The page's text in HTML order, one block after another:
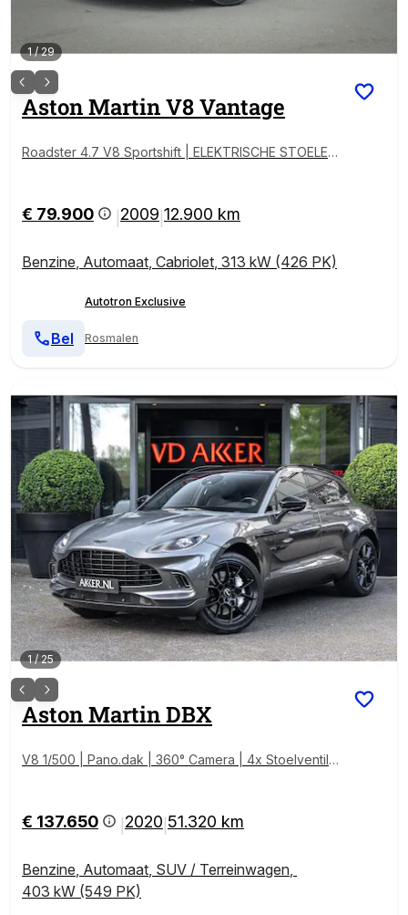
1/29
Aston MartinV8 Vantage
Roadster 4.7 V8 Sportshift | ELEKTRISCHE STOELEN
€ 79.900 2009 12.900 km
Benzine, Automaat, Cabriolet, 313 kW (426 PK)
Autotron Exclusive
Rosmalen
Bel
1/25
Aston MartinDBX
V8 1/500 | Pano.dak | 360° Camera | 4x Stoelventilati
€ 137.650 2020 51.320 km
Benzine, Automaat, SUV / Terreinwagen,
403 kW (549 PK)